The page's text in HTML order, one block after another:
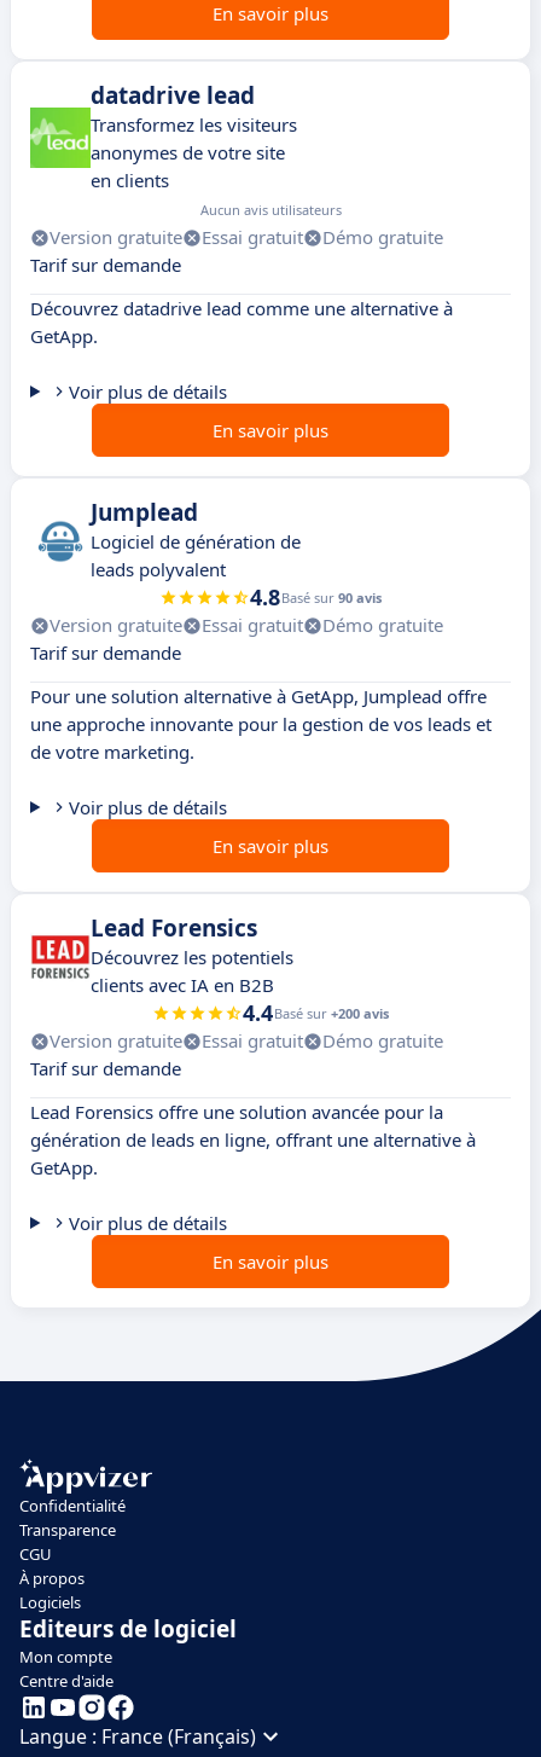
En savoir plus
datadrive lead
Transformez les visiteurs
anonymes de votre site
en clients
Aucun avis utilisateurs
Version gratuite Essai gratuit
Démo gratuite
Tarif sur demande
Découvrez datadrive lead comme une alternative à
GetApp.
Voir plus de détails
En savoir plus
Jumplead
Logiciel de génération de
leads polyvalent
4.8Basé sur 90 avis
Version gratuite Essai gratuit
Démo gratuite
Tarif sur demande
Pour une solution alternative à GetApp, Jumplead offre
une approche innovante pour la gestion de vos leads et
de votre marketing.
Voir plus de détails
En savoir plus
Lead Forensics
Découvrez les potentiels
clients avec IA en B2B
4.4Basé sur +200 avis
Version gratuite Essai gratuit
Démo gratuite
Tarif sur demande
Lead Forensics offre une solution avancée pour la
génération de leads en ligne, offrant une alternative à
GetApp.
Voir plus de détails
En savoir plus
Confidentialité
Transparence
CGU
À propos
Logiciels
Editeurs de logiciel
Mon compte
Centre d'aide
Langue : France (Français)